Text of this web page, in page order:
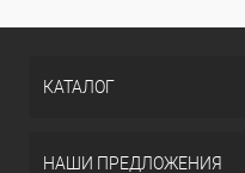
КАТАЛОГ
НАШИ ПРЕДЛОЖЕНИЯ